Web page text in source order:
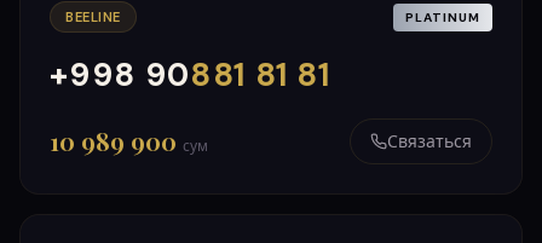
BEELINE PLATINUM
+998 90881 81 81
000
999
10 989 900 сум Связаться